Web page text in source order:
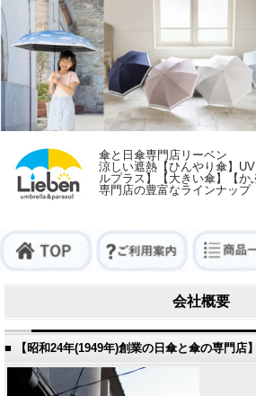
傘と日傘専門店リーベン
涼しい遮熱【ひんやり傘】
ルプラス】【大きい傘】【
専門店の豊富なラインナッ
会社概要
■ 【昭和24年(1949年)創業の日傘と傘の専門店】